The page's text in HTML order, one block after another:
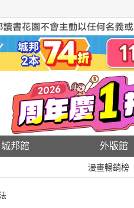
城邦館 外版館
漫畫暢銷榜